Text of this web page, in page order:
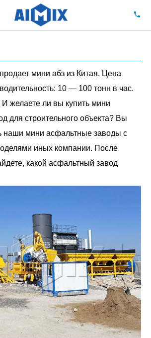
мини абз из Китая. Цена
10 — 100 тонн в час.
И желаете ли вы купить мини
для строительного объекта? Вы
наши мини асфальтные заводы с
иных компании. После
какой асфальтный завод